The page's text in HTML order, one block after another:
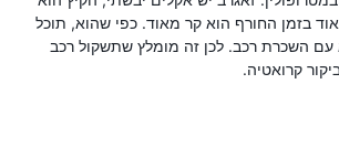
בזמן החורף הוא קר מאוד. כפי שהוא, תוכל
עם השכרת רכב. לכן זה מומלץ שתשקול רכב
קרואטיה.